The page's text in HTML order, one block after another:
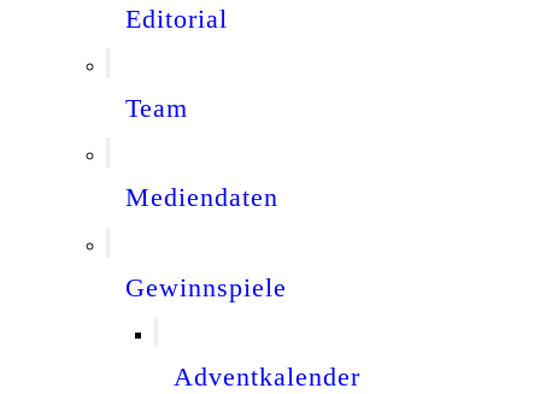
Editorial
Team
Mediendaten
Gewinnspiele
Adventkalender